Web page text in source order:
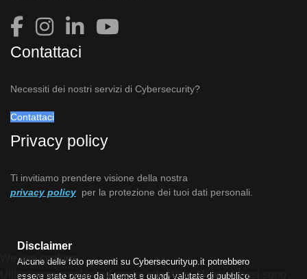
Contattaci
Necessiti dei nostri servizi di Cybersecurity?
Contattaci
Privacy policy
Ti invitiamo prendere visione della nostra
privacy policy per la protezione dei tuoi dati personali.
Disclaimer
Alcune delle foto presenti su Cybersecurityup.it potrebbero
essere state prese da Internet e quindi valutate di pubblico
We use cookies
Utilizziamo i cookie sul nostro sito Web. Alcuni di essi sono